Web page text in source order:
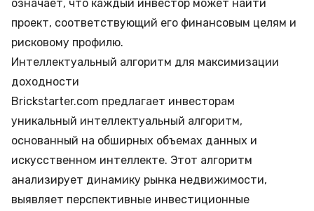
означает, что каждый инвестор может найти
проект, соответствующий его финансовым целям и
рисковому профилю.
Интеллектуальный алгоритм для максимизации
доходности
Brickstarter.com предлагает инвесторам
уникальный интеллектуальный алгоритм,
основанный на обширных объемах данных и
искусственном интеллекте. Этот алгоритм
анализирует динамику рынка недвижимости,
выявляет перспективные инвестиционные